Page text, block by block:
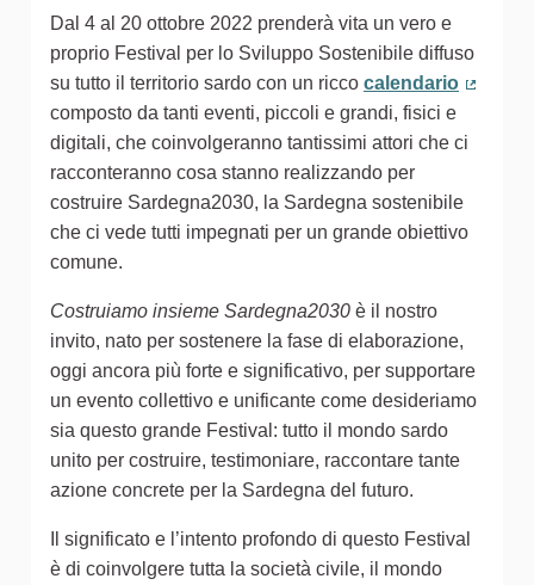
Dal 4 al 20 ottobre 2022 prenderà vita un vero e
proprio Festival per lo Sviluppo Sostenibile diffuso
su tutto il territorio sardo con un ricco calendario
composto da tanti eventi, piccoli e grandi, fisici e
digitali, che coinvolgeranno tantissimi attori che ci
racconteranno cosa stanno realizzando per
costruire Sardegna2030, la Sardegna sostenibile
che ci vede tutti impegnati per un grande obiettivo
comune.
Costruiamo insieme Sardegna2030 è il nostro
invito, nato per sostenere la fase di elaborazione,
oggi ancora più forte e significativo, per supportare
un evento collettivo e unificante come desideriamo
sia questo grande Festival: tutto il mondo sardo
unito per costruire, testimoniare, raccontare tante
azione concrete per la Sardegna del futuro.
Il significato e l’intento profondo di questo Festival
è di coinvolgere tutta la società civile, il mondo